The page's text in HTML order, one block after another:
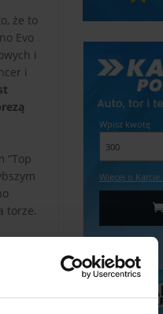
że to
Evo
i
i
“Top
torze.
Wpisz kwotę
Więcej o